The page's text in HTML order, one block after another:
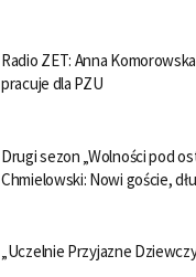
Radio ZET: Anna
pracuje dla PZU
Drugi sezon „Wolności pod
Chmielowski: Nowi goście,
„Uczelnie Przyjazne